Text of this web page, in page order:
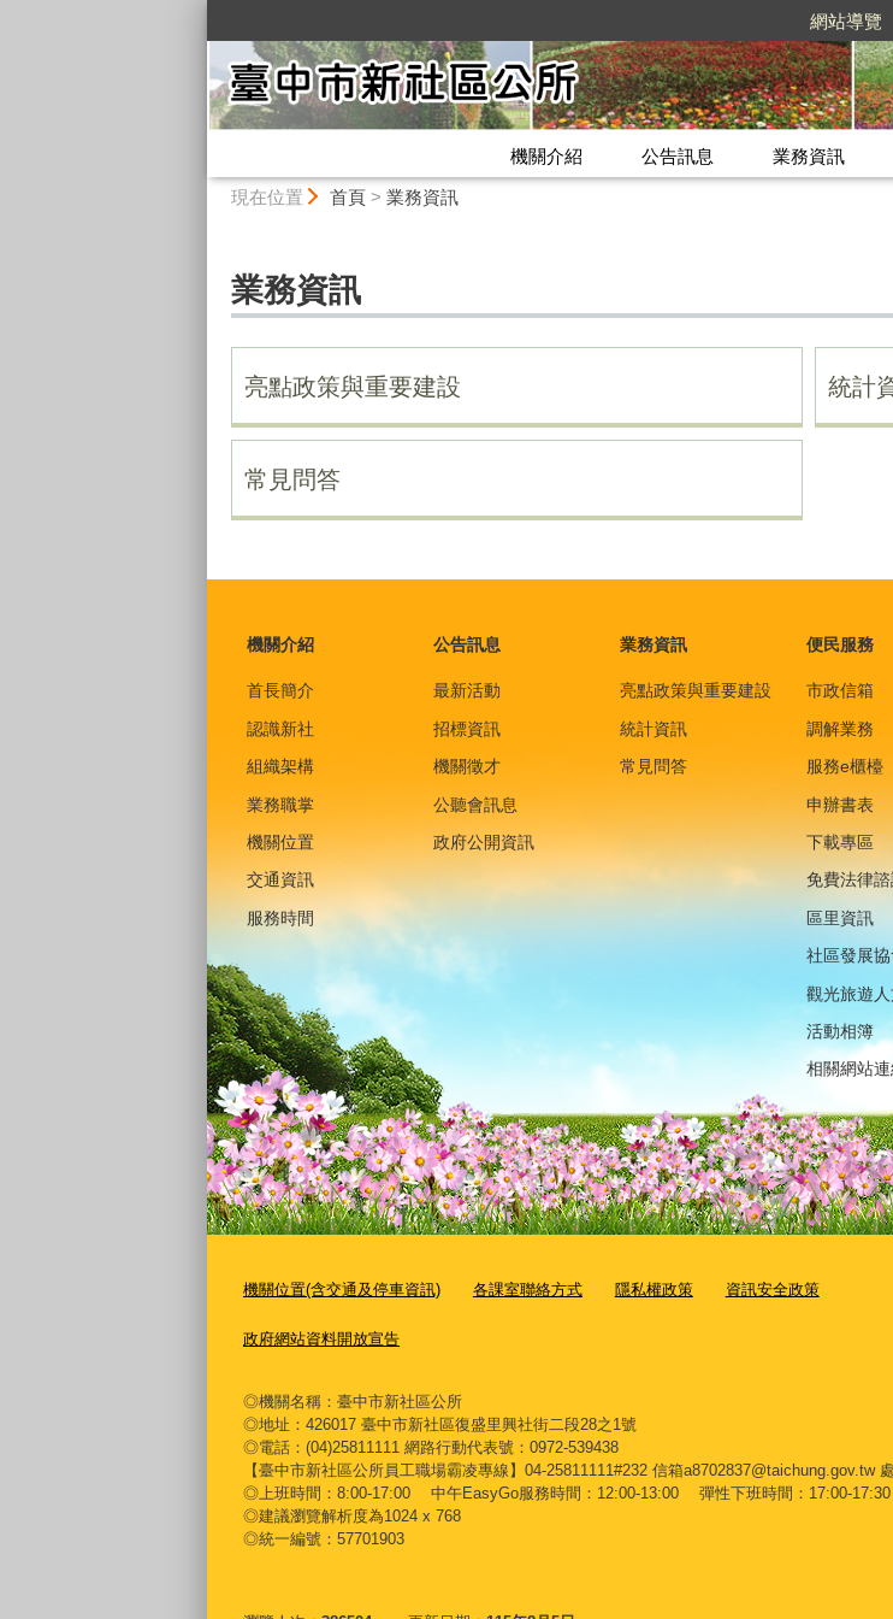
網站導覽
機關介紹 公告訊息 業務資訊
現在位置 首頁> 業務資訊
業務資訊
亮點政策與重要建設 統計
常見問答
機關介紹
首長簡介
認識新社
組織架構
業務職掌
機關位置
交通資訊
服務時間
公告訊息
最新活動
招標資訊
機關徵才
公聽會訊息
政府公開資訊
業務資訊
亮點政策與重要建設
統計資訊
常見問答
便民服務
市政信箱
調解業務
服務e櫃檯
申辦書表
下載專區
免費法律諮
區里資訊
社區發展協
觀光旅遊
活動相簿
相關網站
機關位置(含交通及停車資訊) 各課室聯絡方式 隱私權政策 資訊安全政策
政府網站資料開放宣告
◎機關名稱：臺中市新社區公所
◎地址：426017 臺中市新社區復盛里興社街二段28之1號
◎電話：(04)25811111 網路行動代表號：0972-539438
【臺中市新社區公所員工職場霸凌專線】04-25811111#232 信箱a8702837@taichung.gov.tw
◎上班時間：8:00-17:00 中午EasyGo服務時間：12:00-13:00 彈性下班時間：17:00-17:30
◎建議瀏覽解析度為1024 x 768
◎統一編號：57701903